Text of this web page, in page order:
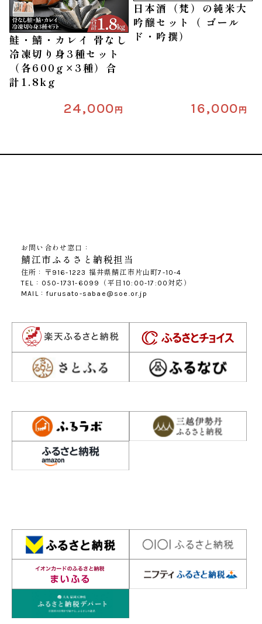
鮭・鯖・カレイ 骨なし
冷凍切り身3種セット
（各600g×3種）合
計1.8kg
24,000円
日本酒（梵）の純米大
吟醸セット（ ゴール
ド・吟撰）
16,000円
お問い合わせ窓口：
鯖江市ふるさと納税担当
住所：〒916-1223 福井県鯖江市片山町7-10-4
TEL：050-1731-6099（平日10:00-17:00対応）
MAIL：furusato-sabae@soe.or.jp